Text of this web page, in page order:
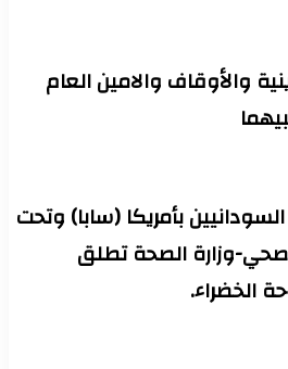
والأوقاف والامين العام
بأمريكا (سابا) وتحت
وزارة الصحة تطلق
الخضراء.